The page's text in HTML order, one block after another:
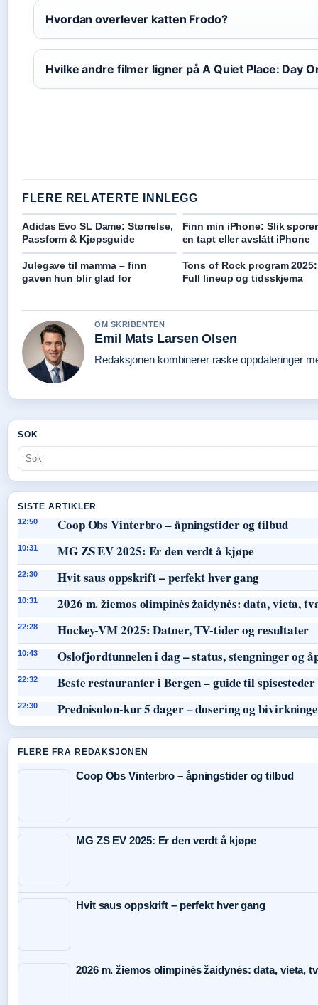
Hvordan overlever katten Frodo?
Hvilke andre filmer ligner på A Quiet Place: Day
FLERE RELATERTE INNLEGG
Adidas Evo SL Dame: Størrelse,
Passform & Kjøpsguide
Finn min iPhone: Slik
en tapt eller avslått iPhone
Julegave til mamma – finn
gaven hun blir glad for
Tons of Rock program 2025:
Full lineup og tidsskjema
OM SKRIBENTEN
Emil Mats Larsen Olsen
Redaksjonen kombinerer raske oppdateringer
SOK
SISTE ARTIKLER
12:50 Coop Obs Vinterbro – åpningstider og tilbud
10:31 MG ZS EV 2025: Er den verdt å kjøpe
22:30 Hvit saus oppskrift – perfekt hver gang
10:31 2026 m. žiemos olimpinės žaidynės: data, vieta,
22:28 Hockey-VM 2025: Datoer, TV-tider og resultater
10:43 Oslofjordtunnelen i dag – status, stengninger og
22:32 Beste restauranter i Bergen – guide til spisesteder
22:30 Prednisolon-kur 5 dager – dosering og
FLERE FRA REDAKSJONEN
Coop Obs Vinterbro – åpningstider og tilbud
MG ZS EV 2025: Er den verdt å kjøpe
Hvit saus oppskrift – perfekt hver gang
2026 m. žiemos olimpinės žaidynės: data, vieta,